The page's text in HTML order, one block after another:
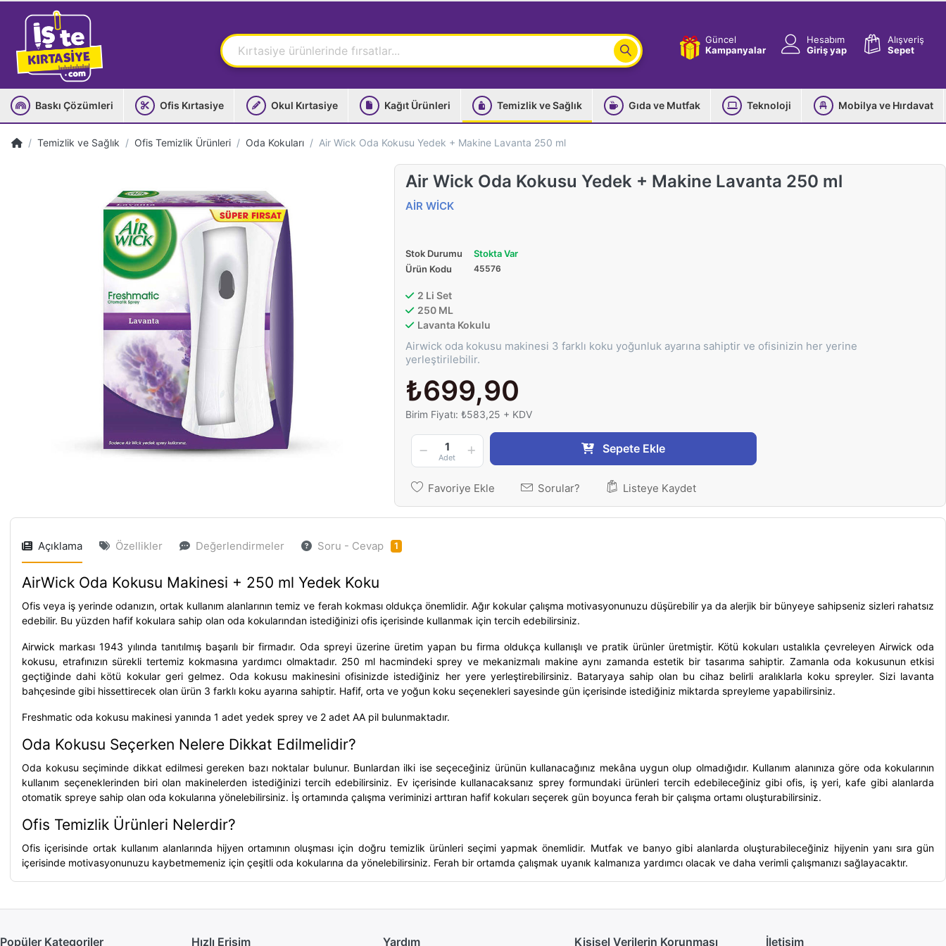
Güncel
Kampanyalar
Hesabım
Giriş yap
Alışveriş
Sepet
Baskı Çözümleri Ofis Kırtasiye Okul Kırtasiye Kağıt Ürünleri Temizlik ve Sağlık Gıda ve Mutfak Teknoloji Mobilya ve Hırdavat
Temizlik ve Sağlık Ofis Temizlik Ürünleri Oda Kokuları Air Wick Oda Kokusu Yedek + Makine Lavanta 250 ml
Air Wick Oda Kokusu Yedek + Makine Lavanta 250 ml
AİR WİCK
Stok Durumu
Stokta Var
Ürün Kodu
45576
2 Li Set
250 ML
Lavanta Kokulu
Airwick oda kokusu makinesi 3 farklı koku yoğunluk ayarına sahiptir ve ofisinizin her yerine
yerleştirilebilir.
₺699,90
Birim Fiyatı: ₺583,25 + KDV
1
Adet
Sepete Ekle
Favoriye Ekle Sorular? Listeye Kaydet
Açıklama Özellikler Değerlendirmeler Soru - Cevap 1
AirWick Oda Kokusu Makinesi + 250 ml Yedek Koku
Ofis veya iş yerinde odanızın, ortak kullanım alanlarının temiz ve ferah kokması oldukça önemlidir. Ağır kokular çalışma motivasyonunuzu düşürebilir ya da alerjik bir bünyeye sahipseniz sizleri rahatsız
edebilir. Bu yüzden hafif kokulara sahip olan oda kokularından istediğinizi ofis içerisinde kullanmak için tercih edebilirsiniz.
Airwick markası 1943 yılında tanıtılmış başarılı bir firmadır. Oda spreyi üzerine üretim yapan bu firma oldukça kullanışlı ve pratik ürünler üretmiştir. Kötü kokuları ustalıkla çevreleyenAirwick oda
kokusu, etrafınızın sürekli tertemiz kokmasına yardımcı olmaktadır. 250 ml hacmindeki sprey ve mekanizmalı makine aynı zamanda estetik bir tasarıma sahiptir. Zamanla oda kokusunun etkisi
geçtiğinde dahi kötü kokular geri gelmez. Oda kokusu makinesini ofisinizde istediğiniz her yere yerleştirebilirsiniz. Bataryaya sahip olan bu cihaz belirli aralıklarla koku spreyler. Sizi lavanta
bahçesinde gibi hissettirecek olan ürün 3 farklı koku ayarına sahiptir. Hafif, orta ve yoğun koku seçenekleri sayesinde gün içerisinde istediğiniz miktarda spreyleme yapabilirsiniz.
Freshmaticoda kokusu makinesi yanında 1 adet yedek sprey ve 2 adet AA pil bulunmaktadır.
Oda Kokusu Seçerken Nelere Dikkat Edilmelidir?
Oda kokusu seçiminde dikkat edilmesi gereken bazı noktalar bulunur. Bunlardan ilki ise seçeceğiniz ürünün kullanacağınız mekâna uygun olup olmadığıdır. Kullanım alanınıza göre oda kokularının
kullanım seçeneklerinden biri olan makinelerden istediğinizi tercih edebilirsiniz. Ev içerisinde kullanacaksanız sprey formundaki ürünleri tercih edebileceğiniz gibi ofis, iş yeri, kafe gibi alanlarda
otomatik spreye sahip olan oda kokularına yönelebilirsiniz. İş ortamında çalışma veriminizi arttıran hafif kokuları seçerek gün boyunca ferah bir çalışma ortamı oluşturabilirsiniz.
Ofis Temizlik Ürünleri Nelerdir?
Ofis içerisinde ortak kullanım alanlarında hijyen ortamının oluşması için doğru temizlik ürünleriseçimi yapmak önemlidir. Mutfak ve banyo gibi alanlarda oluşturabileceğiniz hijyenin yanı sıra gün
içerisinde motivasyonunuzu kaybetmemeniz için çeşitli oda kokularına da yönelebilirsiniz. Ferah bir ortamda çalışmak uyanık kalmanıza yardımcı olacak ve daha verimli çalışmanızı sağlayacaktır.
Popüler Kategoriler Hızlı Erişim Yardım Kişisel Verilerin Korunması İletişim